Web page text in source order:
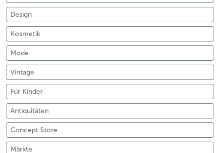
Design
Kosmetik
Mode
Vintage
Für Kinder
Antiquitäten
Concept Store
Märkte